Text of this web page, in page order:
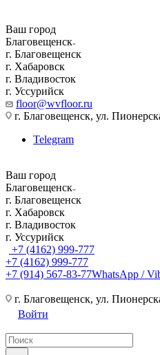
Ваш город
Благовещенск
г. Благовещенск
г. Хабаровск
г. Владивосток
г. Уссурийск
floor@wvfloor.ru
г. Благовещенск, ул.
Telegram
Ваш город
Благовещенск
г. Благовещенск
г. Хабаровск
г. Владивосток
г. Уссурийск
+7 (4162) 999-777
+7 (4162) 999-777
+7 (914) 567-83-77WhatsApp /
г. Благовещенск, ул.
Войти